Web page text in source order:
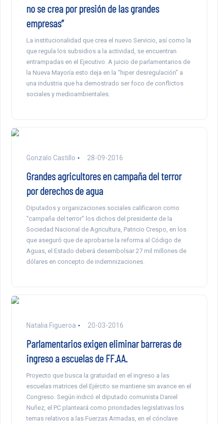
no se crea por presión de las grandes
empresas”
La institucionalidad que crea el nuevo Servicio, así como la
que regula los subsidios a la actividad, se encuentran
entrampadas en el Ejecutivo. A juicio de parlamentarios de
la Nueva Mayoría esto deja en la “hiper desregulación” a
una industria que ha demostrado ser foco de conflictos
sociales y medioambientales.
Gonzalo Castillo 28-09-2016
Grandes agricultores en campaña del terror
por derechos de agua
Diputados y organizaciones sociales calificaron como
“campaña del terror” los dichos del presidente de la
Sociedad Nacional de Agricultura, Patricio Crespo, en los
que aseguró que de aprobarse la reforma al Código de
Aguas, el Estado deberá desembolsar 27 mil millones de
dólares en concepto de indemnizaciones.
Natalia Figueroa 20-03-2016
Parlamentarios exigen eliminar barreras de
ingreso a escuelas de FF.AA.
Proyecto que busca la gratuidad en el ingreso a las
escuelas matrices del Ejército se mantiene sin avance en el
Congreso. Según indicó el diputado comunista Daniel
Nuñez, el PC planteará como prioridades legislativas los
temas relativos a las Fuerzas Armadas, en el cónclave